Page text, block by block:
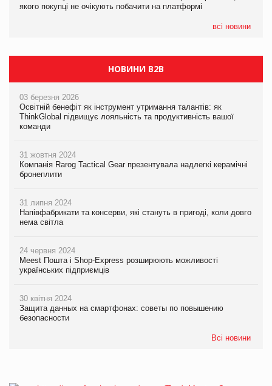
якого покупці не очікують побачити на платформі
всі новини
якого покупці не очікують побачити на платформі
НОВИНИ B2B
03 березня 2026
Освітній бенефіт як інструмент утримання талантів: як
ThinkGlobal підвищує лояльність та продуктивність вашої
команди
31 жовтня 2024
Компанія Rarog Tactical Gear презентувала надлегкі керамічні
бронеплити
31 липня 2024
Напівфабрикати та консерви, які стануть в пригоді, коли довго
нема світла
24 червня 2024
Meest Пошта і Shop-Express розширюють можливості
українських підприємців
30 квітня 2024
Защита данных на смартфонах: советы по повышению
безопасности
Всі новини